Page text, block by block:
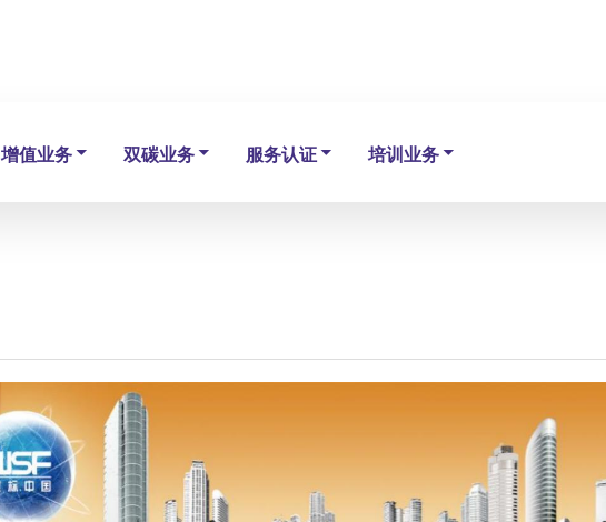
增值业务 双碳业务 服务认证 培训业务